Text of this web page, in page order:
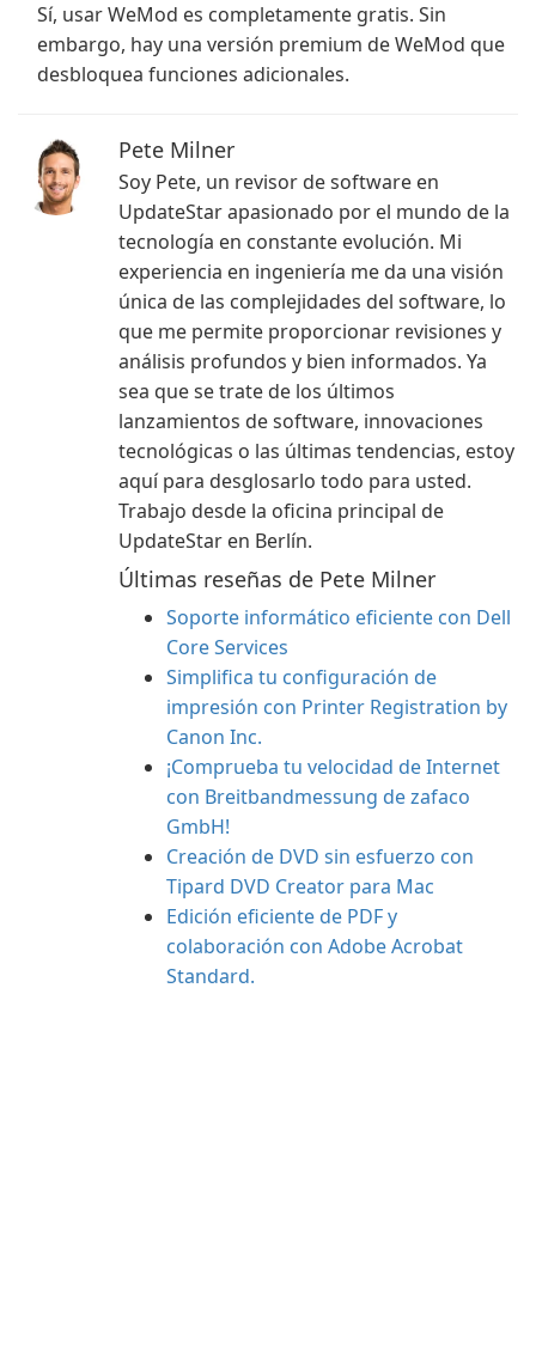
Sí, usar WeMod es completamente gratis. Sin
embargo, hay una versión premium de WeMod que
desbloquea funciones adicionales.
Pete Milner
Soy Pete, un revisor de software en
UpdateStar apasionado por el mundo de la
tecnología en constante evolución. Mi
experiencia en ingeniería me da una visión
única de las complejidades del software, lo
que me permite proporcionar revisiones y
análisis profundos y bien informados. Ya
sea que se trate de los últimos
lanzamientos de software, innovaciones
tecnológicas o las últimas tendencias, estoy
aquí para desglosarlo todo para usted.
Trabajo desde la oficina principal de
UpdateStar en Berlín.
Últimas reseñas de Pete Milner
Soporte informático eficiente con Dell
Core Services
Simplifica tu configuración de
impresión con Printer Registration by
Canon Inc.
¡Comprueba tu velocidad de Internet
con Breitbandmessung de zafaco
GmbH!
Creación de DVD sin esfuerzo con
Tipard DVD Creator para Mac
Edición eficiente de PDF y
colaboración con Adobe Acrobat
Standard.